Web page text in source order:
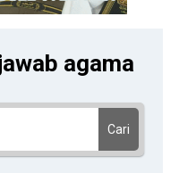
agama
Cari